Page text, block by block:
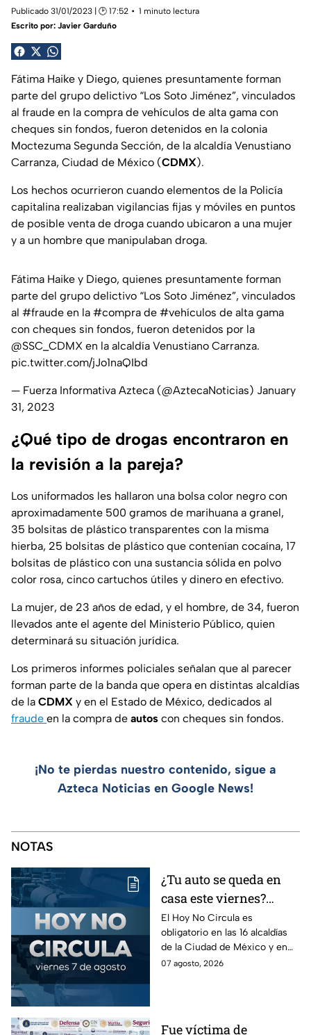
Publicado 31/01/2023 | 🕑 17:52
1 minuto lectura
Escrito por: Javier Garduño
Fátima Haike y Diego, quienes presuntamente forman
parte del grupo delictivo “Los Soto Jiménez”, vinculados
al fraude en la compra de vehículos de alta gama con
cheques sin fondos, fueron detenidos en la colonia
Moctezuma Segunda Sección, de la alcaldía Venustiano
Carranza, Ciudad de México (CDMX).
Los hechos ocurrieron cuando elementos de la Policía
capitalina realizaban vigilancias fijas y móviles en puntos
de posible venta de droga cuando ubicaron a una mujer
y a un hombre que manipulaban droga.
Fátima Haike y Diego, quienes presuntamente forman
parte del grupo delictivo “Los Soto Jiménez”, vinculados
al #fraude en la #compra de #vehículos de alta gama
con cheques sin fondos, fueron detenidos por la
@SSC_CDMX en la alcaldía Venustiano Carranza.
pic.twitter.com/jJo1naQIbd
— Fuerza Informativa Azteca (@AztecaNoticias) January
31, 2023
¿Qué tipo de drogas encontraron en
la revisión a la pareja?
Los uniformados les hallaron una bolsa color negro con
aproximadamente 500 gramos de marihuana a granel,
35 bolsitas de plástico transparentes con la misma
hierba, 25 bolsitas de plástico que contenían cocaína, 17
bolsitas de plástico con una sustancia sólida en polvo
color rosa, cinco cartuchos útiles y dinero en efectivo.
La mujer, de 23 años de edad, y el hombre, de 34, fueron
llevados ante el agente del Ministerio Público, quien
determinará su situación jurídica.
Los primeros informes policiales señalan que al parecer
forman parte de la banda que opera en distintas alcaldías
de la CDMX y en el Estado de México, dedicados al
fraude en la compra de autos con cheques sin fondos.
¡No te pierdas nuestro contenido, sigue a
Azteca Noticias en Google News!
NOTAS
¿Tu auto se queda en
casa este viernes?
Revisa el Hoy No
Circula de este 7 de
agosto
El Hoy No Circula es
obligatorio en las 16 alcaldías
de la Ciudad de México y en
los municipios conurbados del
07 agosto, 2026
Fue víctima de